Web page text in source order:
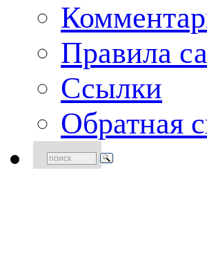
Правила
Ссылки
Обратная